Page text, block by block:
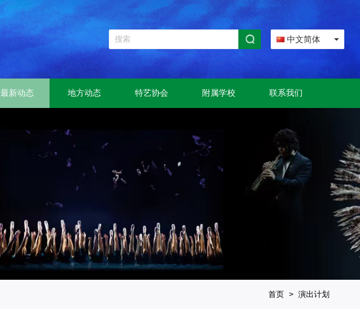
中文简体
最新动态 地方动态 特艺协会 附属学校 联系我们
首页 演出计划